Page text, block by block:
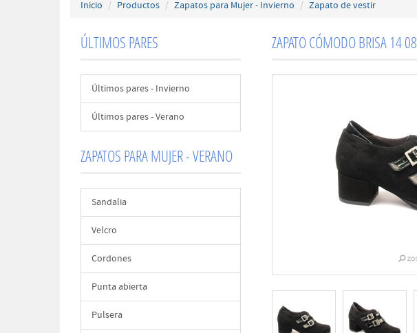
Inicio Productos Zapatos para Mujer - Invierno Zapato de vestir
ÚLTIMOS PARES
Últimos pares - Invierno
Últimos pares - Verano
ZAPATOS PARA MUJER - VERANO
Sandalia
Velcro
Cordones
Punta abierta
Pulsera
ZAPATO CÓMODO BRISA 14 08